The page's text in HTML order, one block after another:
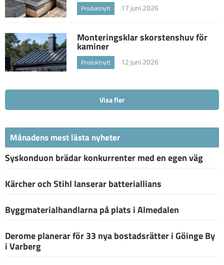
Produktnytt 17 juni 2026
Monteringsklar skorstenshuv för
kaminer
Produktnytt 12 juni 2026
Visa fler
Månadens mest lästa nyheter
Syskonduon brädar konkurrenter med en egen väg
Kärcher och Stihl lanserar batteriallians
Byggmaterialhandlarna på plats i Almedalen
Derome planerar för 33 nya bostadsrätter i Göinge By
i Varberg